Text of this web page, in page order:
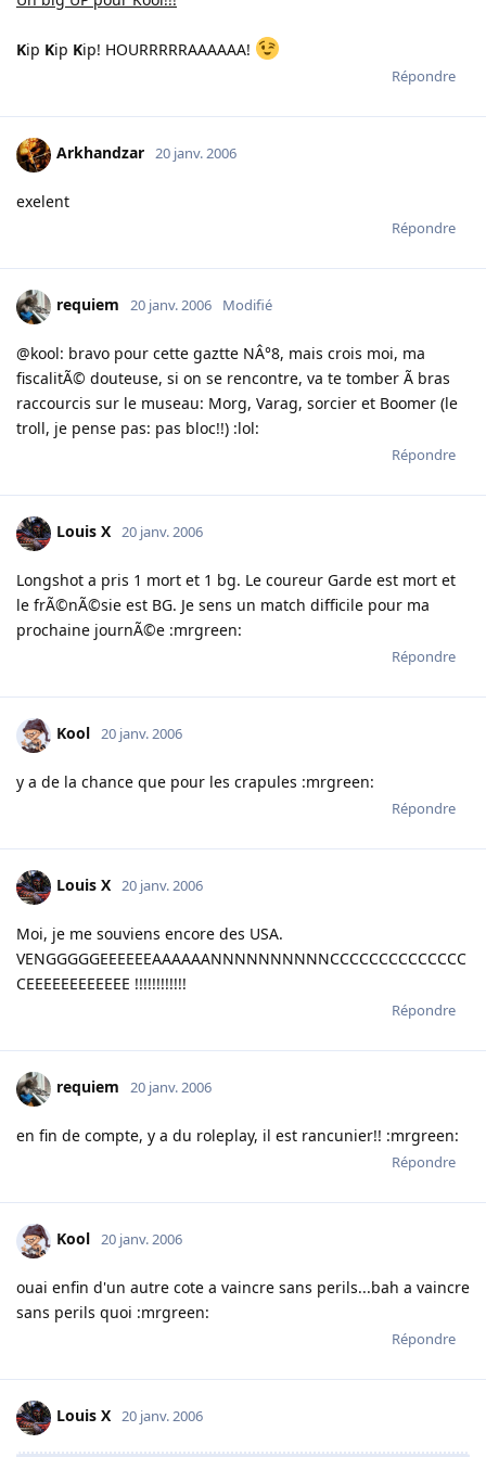
Kip Kip Kip! HOURRRRRAAAAAA!
Répondre
Arkhandzar 20 janv. 2006
exelent
Répondre
requiem 20 janv. 2006 Modifié
@kool: bravo pour cette gaztte NÂ°8, mais crois moi, ma
fiscalitÃ© douteuse, si on se rencontre, va te tomber Ã bras
raccourcis sur le museau: Morg, Varag, sorcier et Boomer (le
troll, je pense pas: pas bloc!!) :lol:
Répondre
Louis X 20 janv. 2006
Longshot a pris 1 mort et 1 bg. Le coureur Garde est mort et
le frÃ©nÃ©sie est BG. Je sens un match difficile pour ma
prochaine journÃ©e :mrgreen:
Répondre
Kool 20 janv. 2006
y a de la chance que pour les crapules :mrgreen:
Répondre
Louis X 20 janv. 2006
Moi, je me souviens encore des USA.
VENGGGGGEEEEEEAAAAAANNNNNNNNNNCCCCCCCCCCCCCC
CEEEEEEEEEEEE !!!!!!!!!!!!
Répondre
requiem 20 janv. 2006
en fin de compte, y a du roleplay, il est rancunier!! :mrgreen:
Répondre
Kool 20 janv. 2006
ouai enfin d'un autre cote a vaincre sans perils...bah a vaincre
sans perils quoi :mrgreen:
Répondre
Louis X 20 janv. 2006